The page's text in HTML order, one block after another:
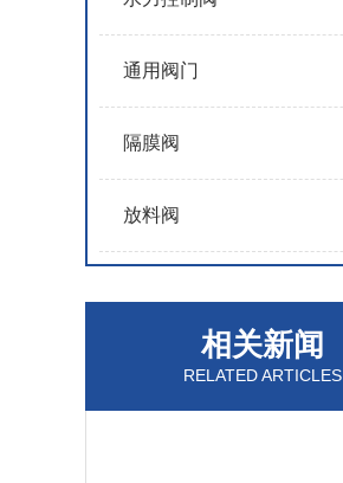
通用阀门
隔膜阀
放料阀
相关新闻
RELATED ARTICLES